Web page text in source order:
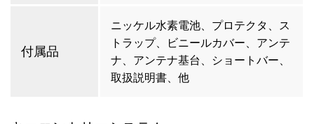
付属品
ニッケル水素電池、プロテクタ、ス
トラップ、ビニールカバー、アンテ
ナ、アンテナ基台、ショートバー、
取扱説明書、他